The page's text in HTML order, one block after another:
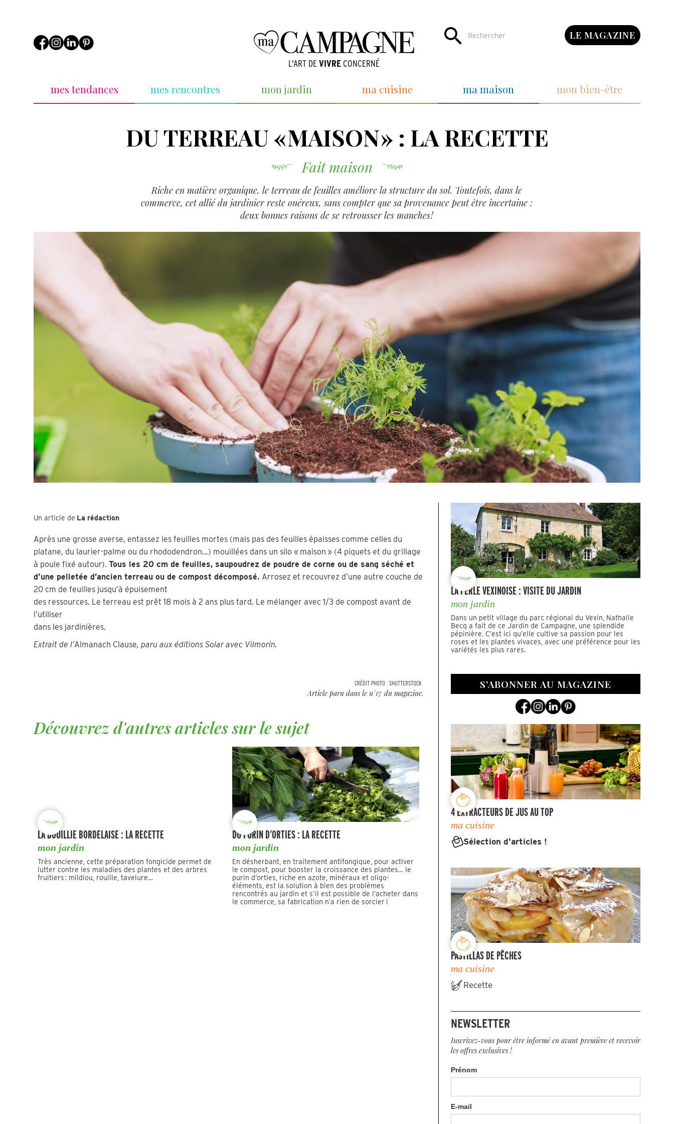
L'ART DEVIVRECONCERNÉ
LE MAGAZINE
mes tendances mes rencontres mon jardin ma cuisine ma maison mon bien-être
DU TERREAU « MAISON » : LA RECETTE
Fait maison
Riche en matière organique, le terreau de feuilles améliore la structure du sol. Toutefois, dans le
commerce, cet allié du jardinier reste onéreux, sans compter que sa provenance peut être incertaine :
deux bonnes raisons de se retrousser les manches !
Un article de La rédaction
Après une grosse averse, entassez les feuilles mortes (mais pas des feuilles épaisses comme celles du
platane, du laurier-palme ou du rhododendron…) mouillées dans un silo « maison » (4 piquets et du grillage
à poule fixé autour).Tous les 20 cm de feuilles, saupoudrez de poudre de corne ou de sang séché et
d’une pelletée d’ancien terreau ou de compost décomposé. Arrosez et recouvrez d’une autre couche de
20 cm de feuilles jusqu’à épuisement
des ressources. Le terreau est prêt 18 mois à 2 ans plus tard. Le mélanger avec 1/3 de compost avant de
l’utiliser
dans les jardinières.
Extrait de l’Almanach Clause, paru aux éditions Solar avec Vilmorin.
CRÉDIT PHOTO : SHUTTERSTOCK
Article paru dans le n°17 du magazine.
Découvrez d'autres articles sur le sujet
LA BOUILLIE BORDELAISE : LA RECETTE
mon jardin
Très ancienne, cette préparation fongicide permet de
lutter contre les maladies des plantes et des arbres
fruitiers : mildiou, rouille, tavelure…
DU PURIN D’ORTIES : LA RECETTE
mon jardin
En désherbant, en traitement antifongique, pour activer
le compost, pour booster la croissance des plantes… le
purin d’orties, riche en azote, minéraux et oligo-
éléments, est la solution à bien des problèmes
rencontrés au jardin et s’il est possible de l’acheter dans
le commerce, sa fabrication n’a rien de sorcier !
LA PERLE VEXINOISE : VISITE DU JARDIN
mon jardin
Dans un petit village du parc régional du Vexin, Nathalie
Becq a fait de ce Jardin de Campagne, une splendide
pépinière. C’est ici qu’elle cultive sa passion pour les
roses et les plantes vivaces, avec une préférence pour les
variétés les plus rares.
S'ABONNER AU MAGAZINE
4 EXTRACTEURS DE JUS AU TOP
ma cuisine
Sélection d'articles !
PASTILLAS DE PÊCHES
ma cuisine
Recette
NEWSLETTER
Inscrivez-vous pour être informé en avant première et recevoir
les offres exclusives !
Prénom
E-mail